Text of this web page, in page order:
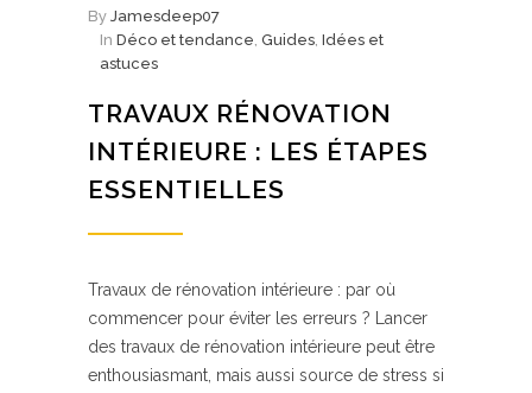
By Jamesdeep07
In Déco et tendance, Guides, Idées et
astuces
TRAVAUX RÉNOVATION
INTÉRIEURE : LES ÉTAPES
ESSENTIELLES
Travaux de rénovation intérieure : par où
commencer pour éviter les erreurs ? Lancer
des travaux de rénovation intérieure peut être
enthousiasmant, mais aussi source de stress si